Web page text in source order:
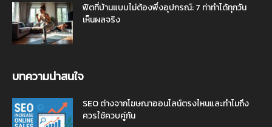
ฟิตที่บ้านแบบไม่ต้องพึ่งอุปกรณ์: 7 ท่าทำได้ทุกวัน
เห็นผลจริง
บทความน่าสนใจ
SEO ต่างจากโฆษณาออนไลน์ตรงไหนและทำไมถึง
ควรใช้ควบคู่กัน